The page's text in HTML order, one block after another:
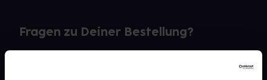
Fragen zu Deiner Bestellung?